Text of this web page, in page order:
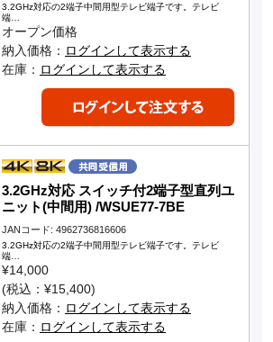
3.2GHz対応の2端子中間用型テレビ端子です。テレビ
端…
オープン価格
納入価格： ログインして表示する
在庫： ログインして表示する
3.2GHz対応 スイッチ付2端子型直列ユ
ニット(中間用) /WSUE77-7BE
JANコード: 4962736816606
3.2GHz対応の2端子中間用型テレビ端子です。テレビ
端…
¥14,000
(税込：¥15,400)
納入価格： ログインして表示する
在庫： ログインして表示する